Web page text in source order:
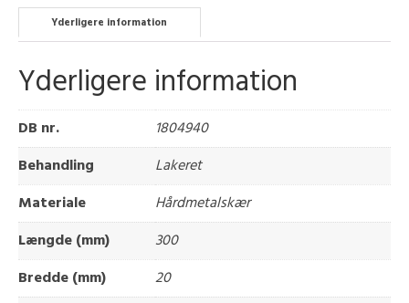
Yderligere information
Yderligere information
DB nr.
1804940
Behandling
Lakeret
Materiale
Hårdmetalskær
Længde (mm)
300
Bredde (mm)
20